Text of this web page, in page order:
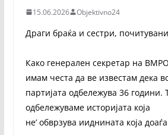
15.06.2026 Objektivno24
Драги браќа и сестри,
Како генерален секретар на
имам честа да ве известам дека
партијата одбележува 36 години.
одбележуваме историјата која
неʼ обврзува ииднината која